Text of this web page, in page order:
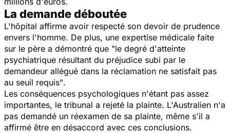
La demande déboutée
L'hôpital affirme avoir respecté son devoir de prudence
envers l'homme. De plus, une expertise médicale faite
sur le père a démontré que "le degré d'atteinte
psychiatrique résultant du préjudice subi par le
demandeur allégué dans la réclamation ne satisfait pas
au seuil requis".
Les conséquences psychologiques n'étant pas assez
importantes, le tribunal a rejeté la plainte. L'Australien n'a
pas demandé un réexamen de sa plainte, même s'il a
affirmé être en désaccord avec ces conclusions.